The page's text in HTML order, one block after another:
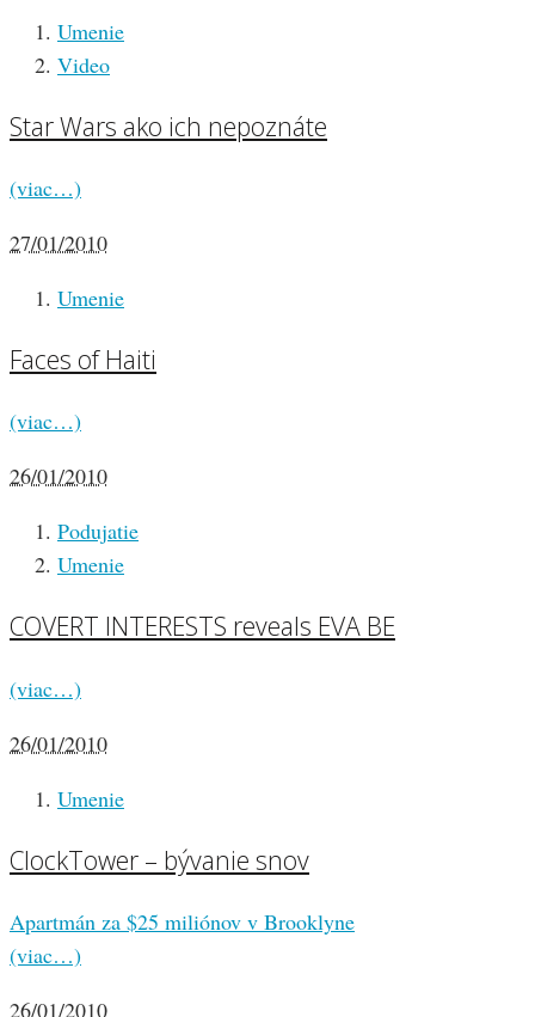
Umenie
Video
Star Wars ako ich nepoznáte
(viac…)
27/01/2010
Umenie
Faces of Haiti
(viac…)
26/01/2010
Podujatie
Umenie
COVERT INTERESTS reveals EVA BE
(viac…)
26/01/2010
Umenie
ClockTower – bývanie snov
Apartmán za $25 miliónov v Brooklyne
(viac…)
26/01/2010